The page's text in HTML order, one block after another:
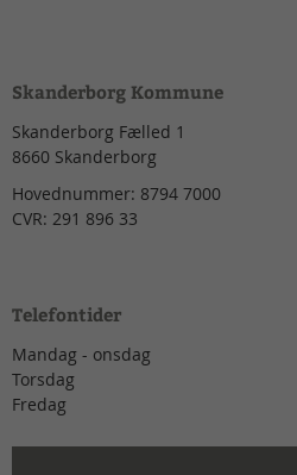
Skanderborg Kommune
Skanderborg Fælled 1
8660 Skanderborg
Hovednummer: 8794 7000
CVR: 291 896 33
Telefontider
Mandag - onsdag
Torsdag
Fredag